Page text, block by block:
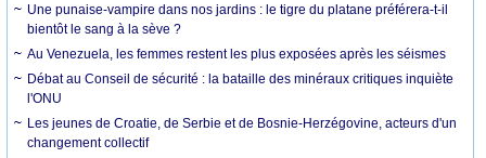
Une punaise-vampire dans nos jardins : le tigre du platane préférera-t-il
bientôt le sang à la sève ?
Au Venezuela, les femmes restent les plus exposées après les séismes
Débat au Conseil de sécurité : la bataille des minéraux critiques inquiète
l'ONU
Les jeunes de Croatie, de Serbie et de Bosnie-Herzégovine, acteurs d'un
changement collectif